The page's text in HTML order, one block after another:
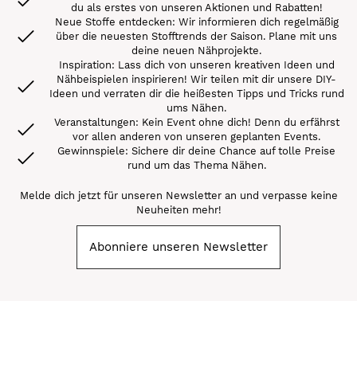
du als erstes von unseren Aktionen und Rabatten!
Neue Stoffe entdecken: Wir informieren dich regelmäßig
über die neuesten Stofftrends der Saison. Plane mit uns
deine neuen Nähprojekte.
Inspiration: Lass dich von unseren kreativen Ideen und
Nähbeispielen inspirieren! Wir teilen mit dir unsere DIY-
Ideen und verraten dir die heißesten Tipps und Tricks rund
ums Nähen.
Veranstaltungen: Kein Event ohne dich! Denn du erfährst
vor allen anderen von unseren geplanten Events.
Gewinnspiele: Sichere dir deine Chance auf tolle Preise
rund um das Thema Nähen.
Melde dich jetzt für unseren Newsletter an und verpasse keine
Neuheiten mehr!
Abonniere unseren Newsletter